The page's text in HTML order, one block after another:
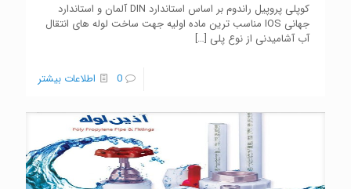
کوپلی پروپیل راندوم بر اساس استاندارد DIN آلمان و استاندارد
جهانی IOS مناسب ترین ماده اولیه جهت ساخت لوله های انتقال
آب آشامیدنی از نوع پلی […]
0 اطلاعات بیشتر